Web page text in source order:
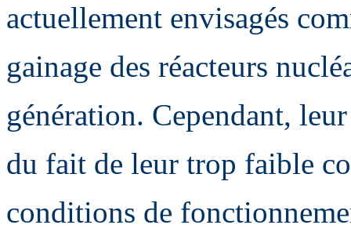
actuellement envisagés
gainage des réacteurs
génération. Cependant,
du fait de leur trop faible
conditions de